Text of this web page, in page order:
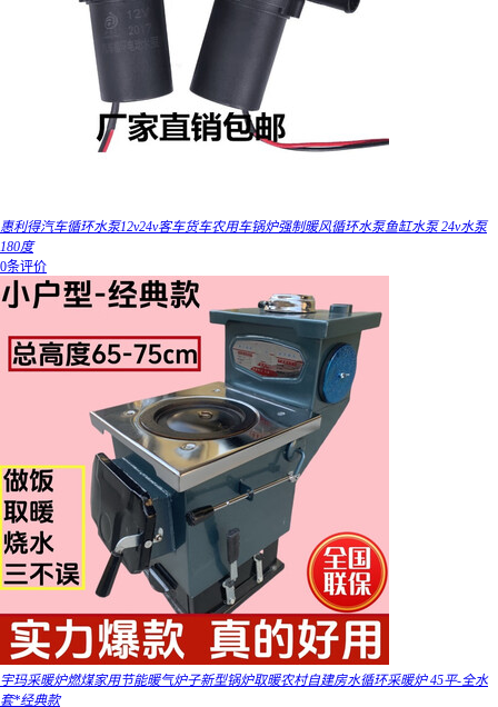
惠利得汽车循环水泵12v24v客车货车农用车锅炉强制暖风循环水泵鱼缸水泵 24v水泵
180度
0条评价
宇玛采暖炉燃煤家用节能暖气炉子新型锅炉取暖农村自建房水循环采暖炉 45平-全水
套*经典款